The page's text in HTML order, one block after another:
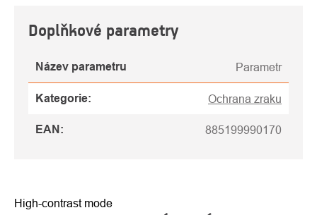
Doplňkové parametry
Název parametru Parametr
Kategorie: Ochrana zraku
EAN : 885199990170
High-contrast mode